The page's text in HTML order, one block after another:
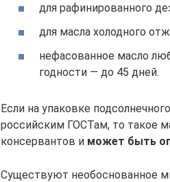
для рафинированного
для масла холодного
нефасованное масло
годности — до 45 дней.
Если на упаковке
российским ГОСТам, то такое
консервантов и может быть
Существуют необоснованное